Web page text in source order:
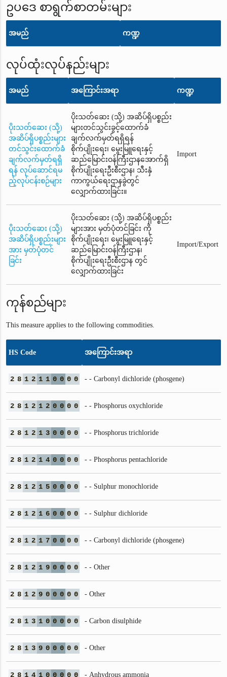
ဥပဒေ စာရွက်စာတမ်းများ
အမည် ကဏ္ဍ
လုပ်ထုံးလုပ်နည်းများ
အမည် အကြောင်းအရာ ကဏ္ဍ
ပိုးသတ်ဆေး (သို့)
အဆိပ်ရှိပစ္စည်းများ
တင်သွင်းထောက်ခံ
ချက်လက်မှတ်ရရှိ
ရန် လုပ်ဆောင်ရမ
ည့်လုပ်ငန်းစဉ်များ
ပိုးသတ်ဆေး (သို့) အဆိပ်ရှိပစ္စည်း
များတင်သွင်းခွင့်ထောက်ခံ
ချက်လက်မှတ်ရရှိရန်
စိုက်ပျိုးရေး၊ မွေးမြူရေးနှင့်
ဆည်မြောင်းဝန်ကြီးဌာနအောက်ရှိ
စိုက်ပျိုးရေးဦးစီးဌာန၊ သီးနှံ
ကာကွယ်ရေးဌာနခွဲတွင်
လျှောက်ထားခြင်း။
Import
ပိုးသတ်ဆေး (သို့)
အဆိပ်ရှိပစ္စည်းများ
အား မှတ်ပုံတင်
ခြင်း
ပိုးသတ်ဆေး (သို့) အဆိပ်ရှိပစ္စည်း
များအား မှတ်ပုံတင်ခြင်း ကို
စိုက်ပျိုးရေး၊ မွေးမြူရေးနှင့်
ဆည်မြောင်းဝန်ကြီးဌာန၊
စိုက်ပျိုးရေးဦးစီးဌာန တွင်
လျှောက်ထားခြင်း
Import/Export
ကုန်စည်များ
This measure applies to the following commodities.
HS Code အကြောင်းအရာ
2 8 1 2 1 1 0 0 0 0 - - Carbonyl dichloride (phosgene)
2 8 1 2 1 2 0 0 0 0 - - Phosphorus oxychloride
2 8 1 2 1 3 0 0 0 0 - - Phosphorus trichloride
2 8 1 2 1 4 0 0 0 0 - - Phosphorus pentachloride
2 8 1 2 1 5 0 0 0 0 - - Sulphur monochloride
2 8 1 2 1 6 0 0 0 0 - - Sulphur dichloride
2 8 1 2 1 7 0 0 0 0 - - Carbonyl dichloride (phosgene)
2 8 1 2 1 9 0 0 0 0 - - Other
2 8 1 2 9 0 0 0 0 0 - Other
2 8 1 3 1 0 0 0 0 0 - Carbon disulphide
2 8 1 3 9 0 0 0 0 0 - Other
2 8 1 4 1 0 0 0 0 0 - Anhydrous ammonia